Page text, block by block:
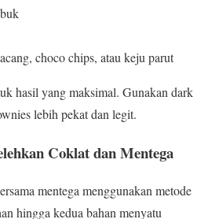
choco chips, atau keju parut
hasil yang maksimal. Gunakan dark
lebih pekat dan legit.
Coklat dan Mentega
mentega menggunakan metode
hingga kedua bahan menyatu